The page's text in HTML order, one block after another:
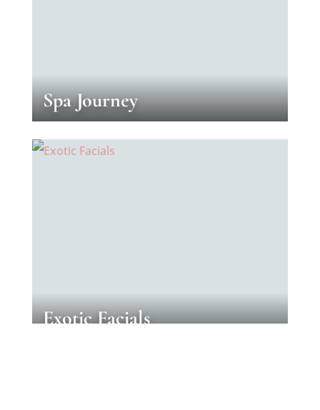
Spa Journey
Exotic Facials